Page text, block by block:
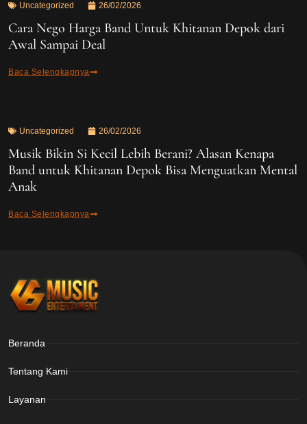
Uncategorized 26/02/2026
Cara Nego Harga Band Untuk Khitanan Depok dari
Awal Sampai Deal
Baca Selengkapnya
Uncategorized 26/02/2026
Musik Bikin Si Kecil Lebih Berani? Alasan Kenapa
Band untuk Khitanan Depok Bisa Menguatkan Mental
Anak
Baca Selengkapnya
Beranda
Tentang Kami
Layanan